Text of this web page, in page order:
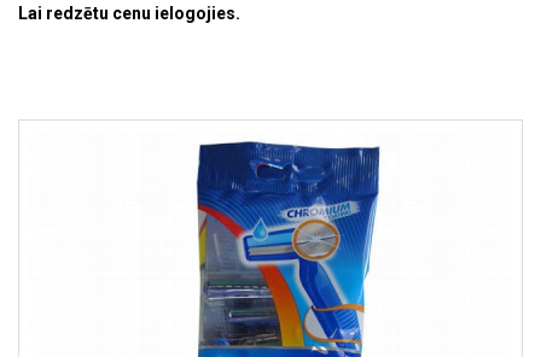
Lai redzētu cenu ielogojies.